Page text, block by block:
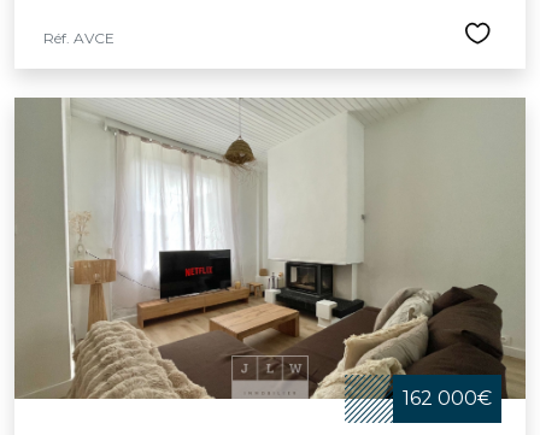
Réf. AVCE
162 000€